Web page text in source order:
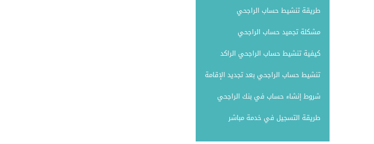
طريقة تنشيط حساب الراجحي
مشكلة تجميد حساب الراجحي
كيفية تنشيط حساب الراجحي الراكد
تنشيط حساب الراجحي بعد تجديد الإقامة
شروط إنشاء حساب في بنك الراجحي
طريقة التسجيل في خدمة مباشر